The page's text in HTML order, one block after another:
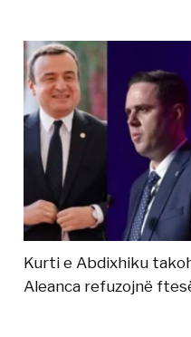
Kurti e Abdixhiku
Aleanca refuzojnë